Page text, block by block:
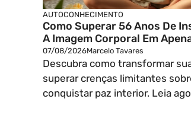
AUTOCONHECIMENTO
Como Superar 56 Anos De
A Imagem Corporal Em
07/08/2026Marcelo Tavares
Descubra como transformar
superar crenças limitantes
conquistar paz interior. Leia